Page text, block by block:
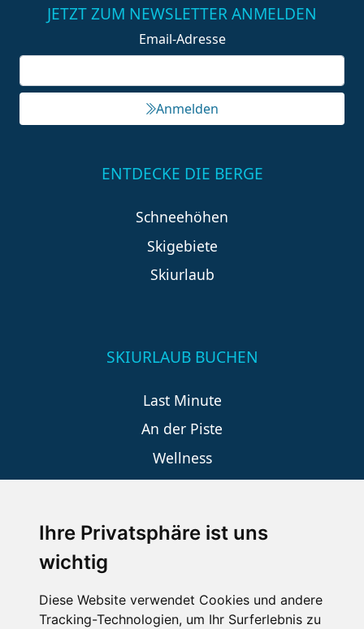
Ihre Privatsphäre ist uns
wichtig
Diese Website verwendet Cookies und andere
Tracking-Technologien, um Ihr Surferlebnis zu
JETZT ZUM NEWSLETTER ANMELDEN
Email-Adresse
Anmelden
ENTDECKE DIE BERGE
Schneehöhen
Skigebiete
Skiurlaub
SKIURLAUB BUCHEN
Last Minute
An der Piste
Wellness
SCHNEEHÖHEN SKI APP
Die Schneehoehen Ski APP für iOS und Android - Ein
Muss für alle Wintersportler und Schneefreaks!